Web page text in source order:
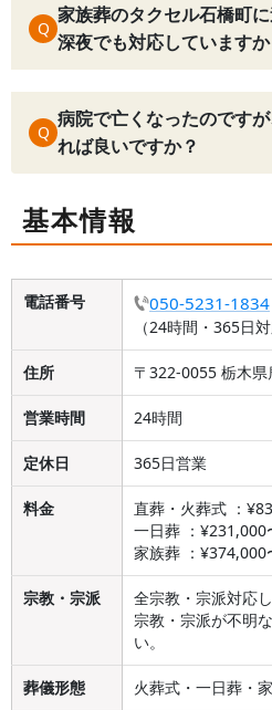
Q
家族葬のタクセル石橋町
深夜でも対応していますか
Q
病院で亡くなったのです
れば良いですか？
基本情報
電話番号 050-5231-1834
（24時間・365日対
住所 〒322-0055 栃木
営業時間 24時間
定休日 365日営業
料金
直葬・火葬式 ：
一日葬 ：¥231,000
家族葬 ：¥374,000
宗教・宗派
全宗教・宗派対応し
宗教・宗派が不明
い。
葬儀形態 火葬式・一日葬・